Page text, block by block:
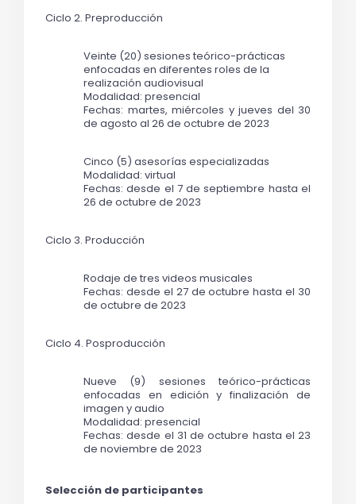
Ciclo 2. Preproducción
Veinte (20) sesiones teórico-prácticas
enfocadas en diferentes roles de la
realización audiovisual
Modalidad: presencial
Fechas: martes, miércoles y jueves del 30
de agosto al 26 de octubre de 2023
Cinco (5) asesorías especializadas
Modalidad: virtual
Fechas: desde el 7 de septiembre hasta el
26 de octubre de 2023
Ciclo 3. Producción
Rodaje de tres videos musicales
Fechas: desde el 27 de octubre hasta el 30
de octubre de 2023
Ciclo 4. Posproducción
Nueve (9) sesiones teórico-prácticas
enfocadas en edición y finalización de
imagen y audio
Modalidad: presencial
Fechas: desde el 31 de octubre hasta el 23
de noviembre de 2023
Selección de participantes